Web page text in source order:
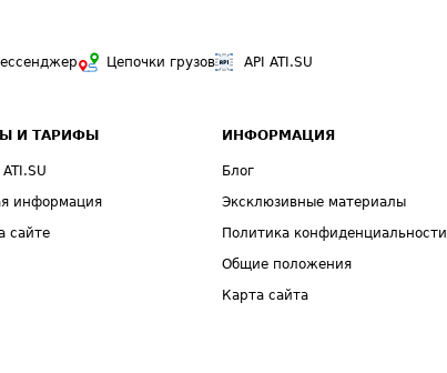
Цепочки грузов API ATI.SU
И ТАРИФЫ
информация
сайте
ИНФОРМАЦИЯ
Блог
Эксклюзивные материалы
Политика конфиденциальности
Общие положения
Карта сайта